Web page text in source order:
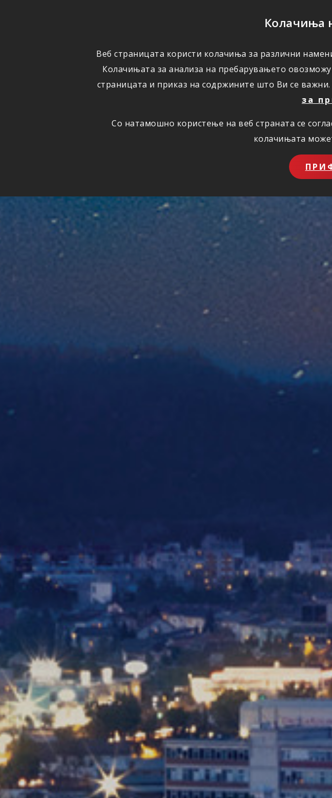
Колачиња
Веб страницата користи колачиња за различни
Колачињата за анализа на пребарувањето
страницата и приказ на содржините што Ви се
за
Со натамошно користење на веб страната се
колачињата
ОСИГУРУВАЊЕ ШТЕТИ ПОВОЛНОСТИ